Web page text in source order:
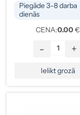
Piegāde 3-8 darba
dienās
CENA:0.00 €
- +
Ielikt grozā